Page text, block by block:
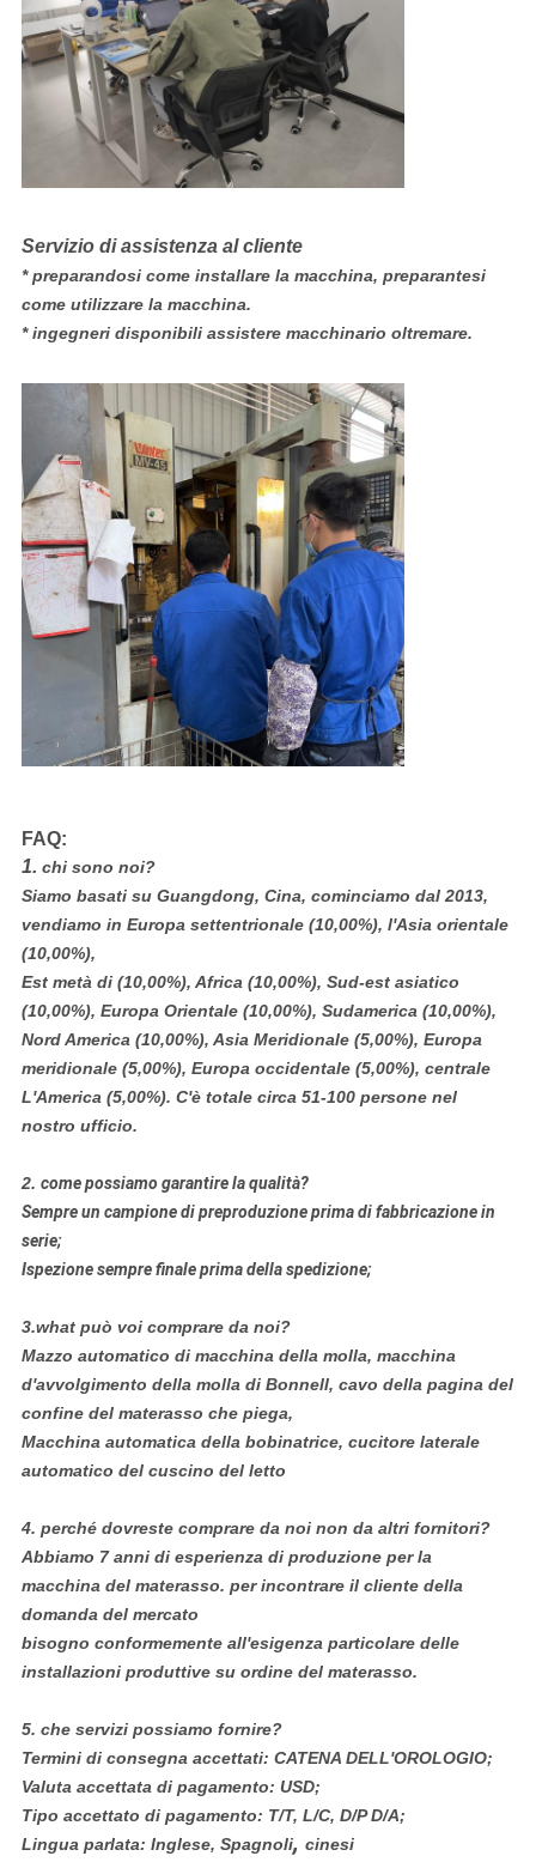
Servizio di assistenza al cliente
* preparandosi come installare la macchina, preparantesi
come utilizzare la macchina.
* ingegneri disponibili assistere macchinario oltremare.
FAQ:
1. chi sono noi?
Siamo basati su Guangdong, Cina, cominciamo dal 2013,
vendiamo in Europa settentrionale (10,00%), l'Asia orientale
(10,00%),
Est metà di (10,00%), Africa (10,00%), Sud-est asiatico
(10,00%), Europa Orientale (10,00%), Sudamerica (10,00%),
Nord America (10,00%), Asia Meridionale (5,00%), Europa
meridionale (5,00%), Europa occidentale (5,00%), centrale
L'America (5,00%). C'è totale circa 51-100 persone nel
nostro ufficio.
2. come possiamo garantire la qualità?
Sempre un campione di preproduzione prima di fabbricazione in
serie;
Ispezione sempre finale prima della spedizione;
3.what può voi comprare da noi?
Mazzo automatico di macchina della molla, macchina
d'avvolgimento della molla di Bonnell, cavo della pagina del
confine del materasso che piega,
Macchina automatica della bobinatrice, cucitore laterale
automatico del cuscino del letto
4. perché dovreste comprare da noi non da altri fornitori?
Abbiamo 7 anni di esperienza di produzione per la
macchina del materasso. per incontrare il cliente della
domanda del mercato
bisogno conformemente all'esigenza particolare delle
installazioni produttive su ordine del materasso.
5. che servizi possiamo fornire?
Termini di consegna accettati: CATENA DELL'OROLOGIO;
Valuta accettata di pagamento: USD;
Tipo accettato di pagamento: T/T, L/C, D/P D/A;
Lingua parlata: Inglese, Spagnoli, cinesi